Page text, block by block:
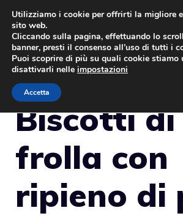
Vai
contenuto
Biscotti di
frolla con
ripieno di
Utilizziamo i cookie per offrirti la migliore
sito web.
Cliccando sulla pagina, effettuando lo
banner, presti il consenso all’uso di tutti i
Puoi scoprire di più su quali cookie stiamo
disattivarli nelle impostazioni
Accetta